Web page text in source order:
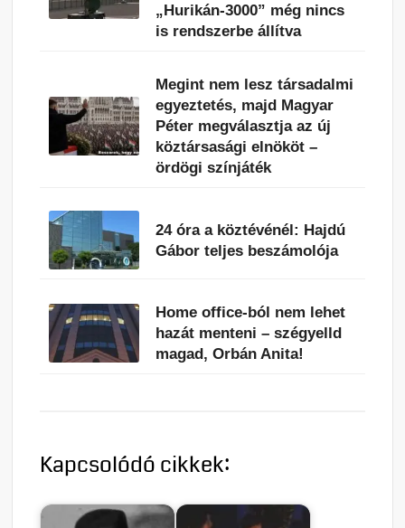
„Hurikán-3000” még nincs
is rendszerbe állítva
Megint nem lesz társadalmi
egyeztetés, majd Magyar
Péter megválasztja az új
köztársasági elnököt –
ördögi színjáték
24 óra a köztévénél: Hajdú
Gábor teljes beszámolója
Home office-ból nem lehet
hazát menteni – szégyelld
magad, Orbán Anita!
Kapcsolódó cikkek: